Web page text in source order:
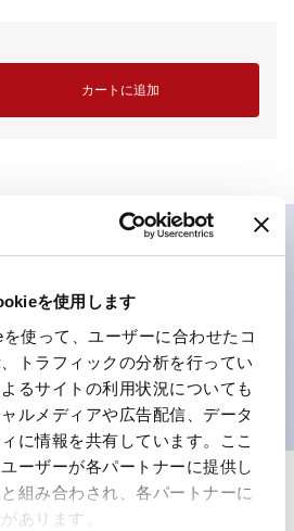
を使用します
使って、ユーザーに合わせたコ
トラフィックの分析を行ってい
るサイトの利用状況についても
ルメディアや広告配信、データ
に情報を共有しています。ここ
ーザーが各パートナーに提供し
組み合わされ、各パートナーに
あります。
カートに追加
キータイプ、3位置、保持式、
すべて展開